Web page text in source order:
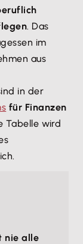
. Das
im
aus
in der
für Finanzen
Tabelle wird
nie alle